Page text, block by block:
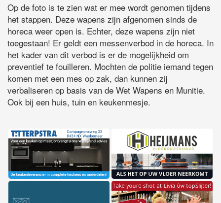
Op de foto is te zien wat er mee wordt genomen tijdens
het stappen. Deze wapens zijn afgenomen sinds de
horeca weer open is. Echter, deze wapens zijn niet
toegestaan! Er geldt een messenverbod in de horeca. In
het kader van dit verbod is er de mogelijkheid om
preventief te fouilleren. Mochten de politie iemand tegen
komen met een mes op zak, dan kunnen zij
verbaliseren op basis van de Wet Wapens en Munitie.
Ook bij een huis, tuin en keukenmesje.